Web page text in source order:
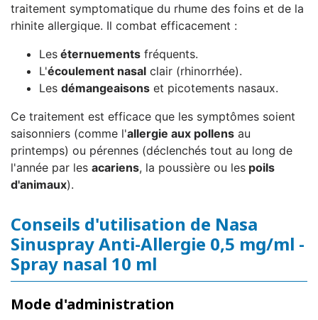
traitement symptomatique du rhume des foins et de la
rhinite allergique. Il combat efficacement :
Les éternuements fréquents.
L'écoulement nasal clair (rhinorrhée).
Les démangeaisons et picotements nasaux.
Ce traitement est efficace que les symptômes soient
saisonniers (comme l'allergie aux pollens au
printemps) ou pérennes (déclenchés tout au long de
l'année par les acariens, la poussière ou les poils
d'animaux).
Conseils d'utilisation de Nasa
Sinuspray Anti-Allergie 0,5 mg/ml -
Spray nasal 10 ml
Mode d'administration